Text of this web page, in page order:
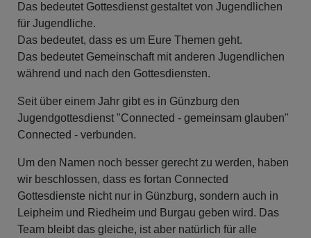
Das bedeutet Gottesdienst gestaltet von Jugendlichen
für Jugendliche.
Das bedeutet, dass es um Eure Themen geht.
Das bedeutet Gemeinschaft mit anderen Jugendlichen
während und nach den Gottesdiensten.
Seit über einem Jahr gibt es in Günzburg den
Jugendgottesdienst "Connected - gemeinsam glauben"
Connected - verbunden.
Um den Namen noch besser gerecht zu werden, haben
wir beschlossen, dass es fortan Connected
Gottesdienste nicht nur in Günzburg, sondern auch in
Leipheim und Riedheim und Burgau geben wird. Das
Team bleibt das gleiche, ist aber natürlich für alle